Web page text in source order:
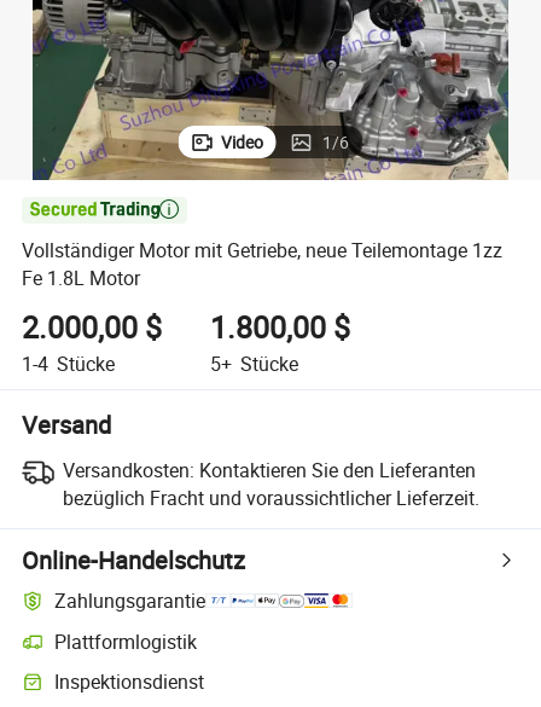
Video 1/6

Vollständiger Motor mit Getriebe, neue Teilemontage 1zz
Fe 1.8L Motor
2.000,00 $
1-4 Stücke
1.800,00 $
5+ Stücke
Versand
Versandkosten: Kontaktieren Sie den Lieferanten
bezüglich Fracht und voraussichtlicher Lieferzeit.
Online-Handelschutz
Zahlungsgarantie
Plattformlogistik
Inspektionsdienst